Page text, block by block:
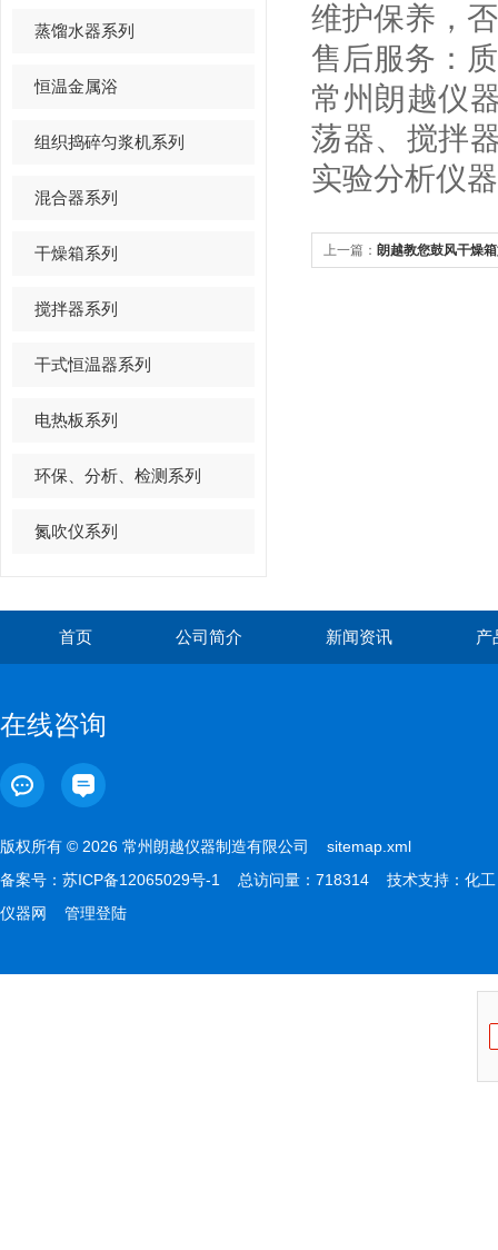
蒸馏水器系列
恒温金属浴
组织捣碎匀浆机系列
混合器系列
干燥箱系列
搅拌器系列
干式恒温器系列
电热板系列
环保、分析、检测系列
氮吹仪系列
维护保养，
售后服务：
常州朗越仪
荡器、搅拌
实验分析仪
上一篇： 朗越教您鼓风干燥
首页 公司简介 新闻资讯 产
在线咨询
版权所有 © 2026 常州朗越仪器制造有限公司 sitemap.xml
备案号： 苏ICP备12065029号-1 总访问量：718314 技术支持： 化工
仪器网
管理登陆